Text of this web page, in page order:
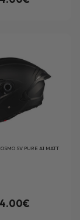
SV PURE A1 MATT